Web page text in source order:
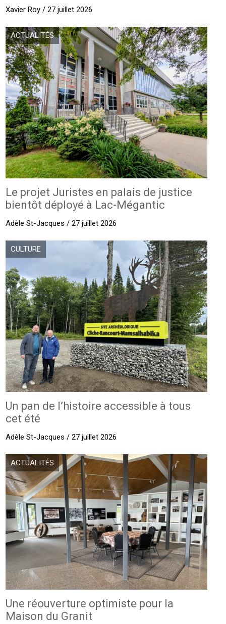
Xavier Roy / 27 juillet 2026
ACTUALITÉS
Le projet Juristes en palais de justice
bientôt déployé à Lac-Mégantic
Adèle St-Jacques / 27 juillet 2026
CULTURE
Un pan de l’histoire accessible à tous
cet été
Adèle St-Jacques / 27 juillet 2026
ACTUALITÉS
Une réouverture optimiste pour la
Maison du Granit